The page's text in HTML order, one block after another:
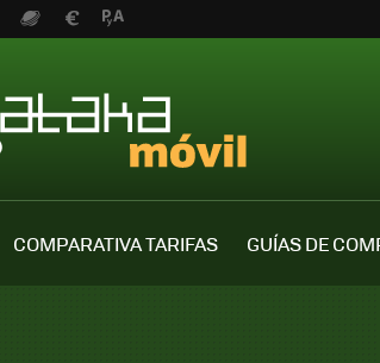
COMPARATIVA TARIFAS
GUÍAS DE